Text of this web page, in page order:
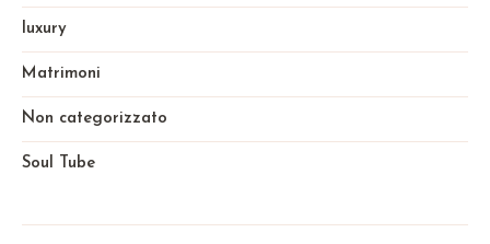
luxury
Matrimoni
Non categorizzato
Soul Tube